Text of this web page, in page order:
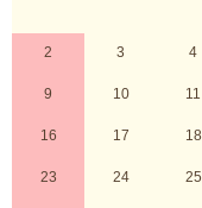
2 3 4
9 10 11
16 17 18
23 24 25